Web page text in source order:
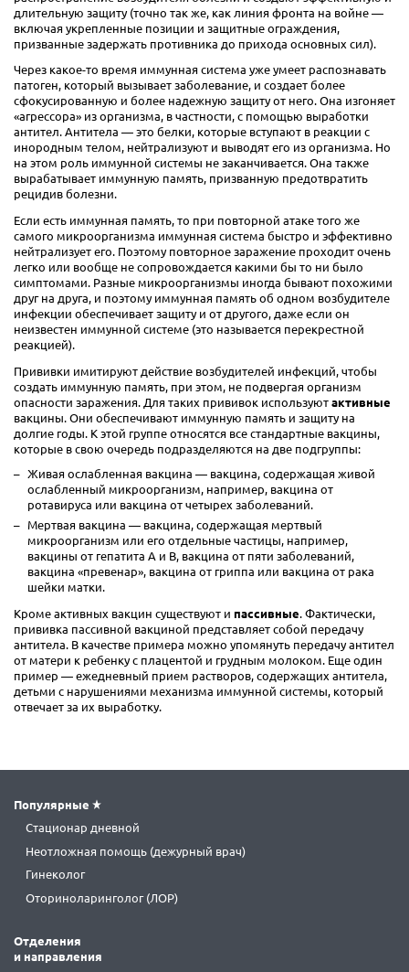
длительную защиту (точно так же, как линия фронта на войне —
включая укрепленные позиции и защитные ограждения,
призванные задержать противника до прихода основных сил).
Через какое-то время иммунная система уже умеет распознавать
патоген, который вызывает заболевание, и создает более
сфокусированную и более надежную защиту от него. Она изгоняет
«агрессора» из организма, в частности, с помощью выработки
антител. Антитела — это белки, которые вступают в реакции с
инородным телом, нейтрализуют и выводят его из организма. Но
на этом роль иммунной системы не заканчивается. Она также
вырабатывает иммунную память, призванную предотвратить
рецидив болезни.
Если есть иммунная память, то при повторной атаке того же
самого микроорганизма иммунная система быстро и эффективно
нейтрализует его. Поэтому повторное заражение проходит очень
легко или вообще не сопровождается какими бы то ни было
симптомами. Разные микроорганизмы иногда бывают похожими
друг на друга, и поэтому иммунная память об одном возбудителе
инфекции обеспечивает защиту и от другого, даже если он
неизвестен иммунной системе (это называется перекрестной
реакцией).
Прививки имитируют действие возбудителей инфекций, чтобы
создать иммунную память, при этом, не подвергая организм
опасности заражения. Для таких прививок используют активные
вакцины. Они обеспечивают иммунную память и защиту на
долгие годы. К этой группе относятся все стандартные вакцины,
которые в свою очередь подразделяются на две подгруппы:
Живая ослабленная вакцина — вакцина, содержащая живой
ослабленный микроорганизм, например, вакцина от
ротавируса или вакцина от четырех заболеваний.
Мертвая вакцина — вакцина, содержащая мертвый
микроорганизм или его отдельные частицы, например,
вакцины от гепатита А и В, вакцина от пяти заболеваний,
вакцина «превенар», вакцина от гриппа или вакцина от рака
шейки матки.
Кроме активных вакцин существуют и пассивные . Фактически,
прививка пассивной вакциной представляет собой передачу
антитела. В качестве примера можно упомянуть передачу антител
от матери к ребенку с плацентой и грудным молоком. Еще один
пример — ежедневный прием растворов, содержащих антитела,
детьми с нарушениями механизма иммунной системы, который
отвечает за их выработку.
Популярные
Стационар дневной
Неотложная помощь (дежурный врач)
Гинеколог
Оториноларинголог (ЛОР)
Отделения
и направления